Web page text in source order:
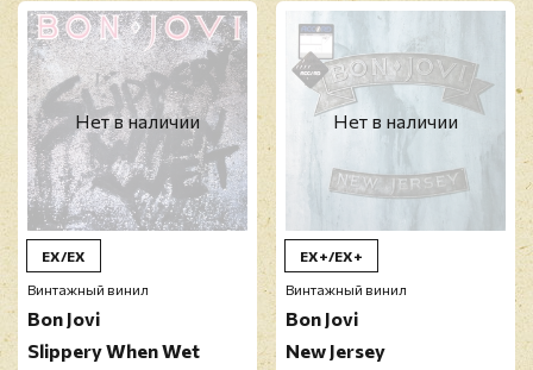
Нет в наличии
EX/EX
Винтажный винил
Bon Jovi
Slippery When Wet
Нет в наличии
EX+/EX+
Винтажный винил
Bon Jovi
New Jersey